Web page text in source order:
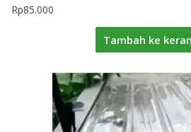
Rp85.000
Tambah ke